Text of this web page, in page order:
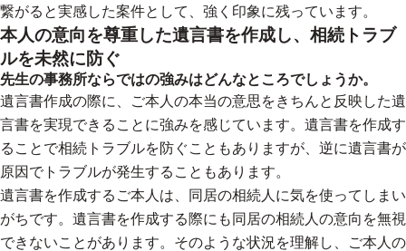
繋がると実感した案件として、強く印象に残っています。
本人の意向を尊重した遺言書を作成し、相続トラブ
ルを未然に防ぐ
先生の事務所ならではの強みはどんなところでしょうか。
遺言書作成の際に、ご本人の本当の意思をきちんと反映した遺
言書を実現できることに強みを感じています。遺言書を作成す
ることで相続トラブルを防ぐこともありますが、逆に遺言書が
原因でトラブルが発生することもあります。
遺言書を作成するご本人は、同居の相続人に気を使ってしまい
がちです。遺言書を作成する際にも同居の相続人の意向を無視
できないことがあります。そのような状況を理解し、ご本人の